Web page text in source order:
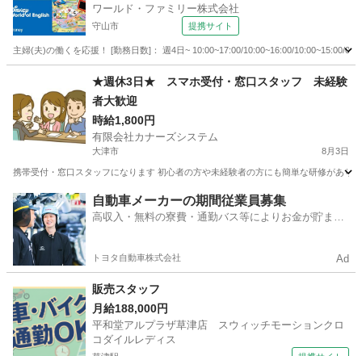
ワールド・ファミリー株式会社
守山市 提携サイト
主婦(夫)の働くを応援！ [勤務日数]： 週4日~ 10:00~17:00/10:00~16:00/10:00~15:00/
営業
★週休3日★ スマホ受付・窓口スタッフ 未経験
者大歓迎
時給1,800円
有限会社カナーズシステム
大津市 8月3日
携帯受付・窓口スタッフになります 初心者の方や未経験者の方にも簡単な研修があ
滋賀 大津市 携帯ショップ 時給
自動車メーカーの期間従業員募集
高収入・無料の寮費・通勤バス等によりお金が貯まり
トヨタ自動車株式会社 Ad
販売スタッフ
月給188,000円
平和堂アルプラザ草津店 スウィッチモーションクロ
コダイルレディス